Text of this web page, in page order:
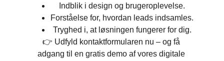
Indblik i design og brugeroplevelse.
Forståelse for, hvordan leads indsamles.
Tryghed i, at løsningen fungerer for dig.
👉 Udfyld kontaktformularen nu – og få
adgang til en gratis demo af vores digitale